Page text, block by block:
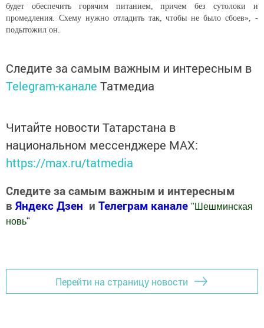
будет обеспечить горячим питанием, причем без сутолоки и
промедления. Схему нужно отладить так, чтобы не было сбоев», -
подытожил он.
Следите за самым важным и интересным в
Telegram-канале Татмедиа
Читайте новости Татарстана в
национальном мессенджере MАХ:
https://max.ru/tatmedia
Следите за самым важным и интересным
в Яндекс Дзен и Телеграм канале "Шешминская
новь"
Перейти на страницу новости